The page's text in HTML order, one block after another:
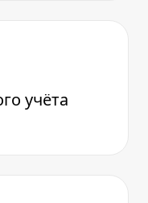
учёта